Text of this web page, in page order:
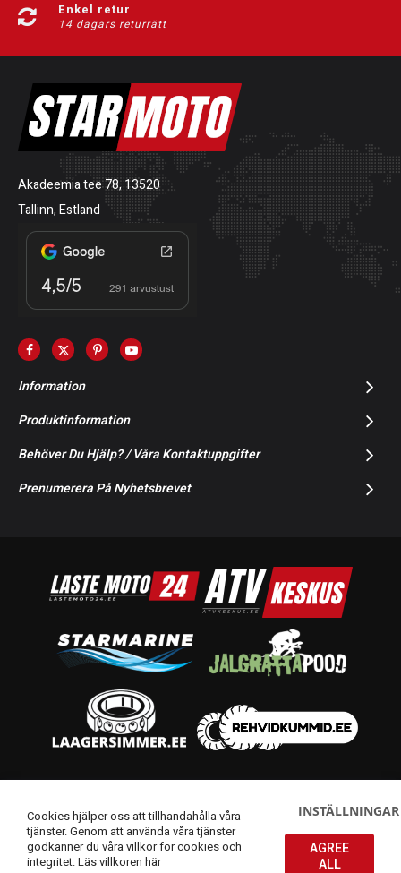
Enkel retur
14 dagars returrätt
Akadeemia tee 78, 13520
Tallinn, Estland
Information
Produktinformation
Behöver Du Hjälp? / Våra Kontaktuppgifter
Prenumerera På Nyhetsbrevet
Cookies hjälper oss att tillhandahålla våra
tjänster. Genom att använda våra tjänster
godkänner du våra villkor för cookies och
integritet.Läs villkoren här
INSTÄLLNINGAR
AGREE
ALL